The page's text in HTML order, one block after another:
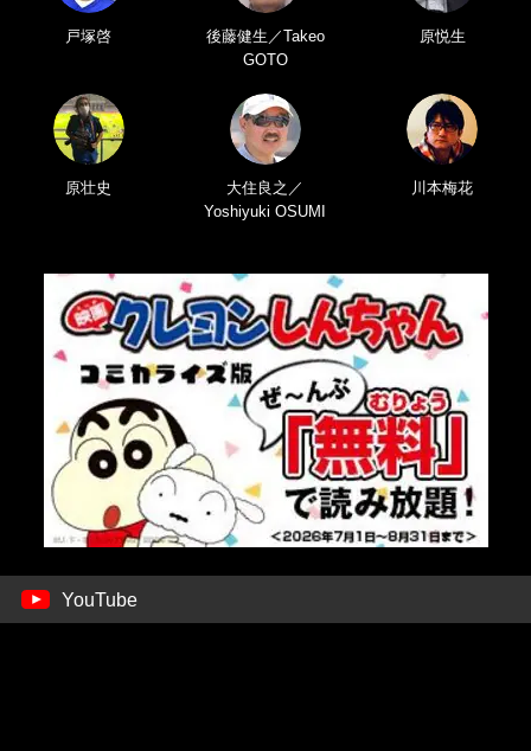
戸塚啓
後藤健生／Takeo
GOTO
原悦生
原壮史
大住良之／
Yoshiyuki OSUMI
川本梅花
YouTube